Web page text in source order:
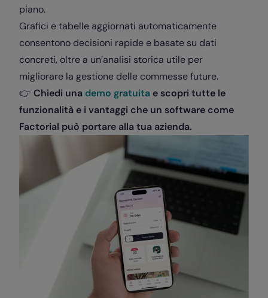
piano.
Grafici e tabelle aggiornati automaticamente
consentono decisioni rapide e basate su dati
concreti, oltre a un’analisi storica utile per
migliorare la gestione delle commesse future.
👉 Chiedi una demo gratuita e scopri tutte le
funzionalità e i vantaggi che un software come
Factorial può portare alla tua azienda.